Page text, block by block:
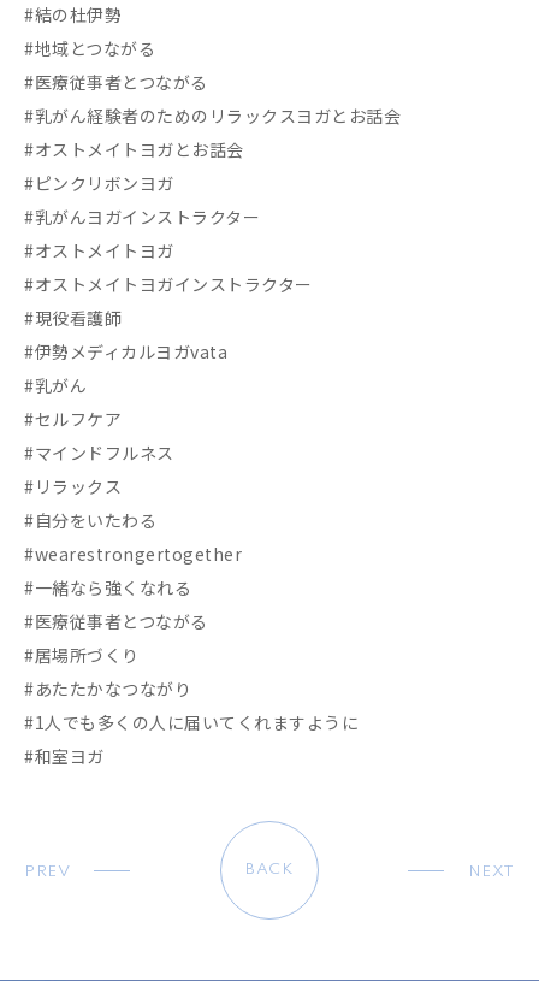
#結の杜伊勢
#地域とつながる
#医療従事者とつながる
#乳がん経験者のためのリラックスヨガとお話会
#オストメイトヨガとお話会
#ピンクリボンヨガ
#乳がんヨガインストラクター
#オストメイトヨガ
#オストメイトヨガインストラクター
#現役看護師
#伊勢メディカルヨガvata
#乳がん
#セルフケア
#マインドフルネス
#リラックス
#自分をいたわる
#wearestrongertogether
#一緒なら強くなれる
#医療従事者とつながる
#居場所づくり
#あたたかなつながり
#1人でも多くの人に届いてくれますように
#和室ヨガ
PREV BACK NEXT